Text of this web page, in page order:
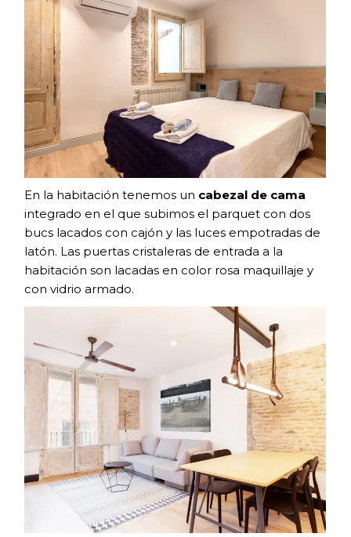
En la habitación tenemos un cabezal de cama
integrado en el que subimos el parquet con dos
bucs lacados con cajón y las luces empotradas de
latón. Las puertas cristaleras de entrada a la
habitación son lacadas en color rosa maquillaje y
con vidrio armado.